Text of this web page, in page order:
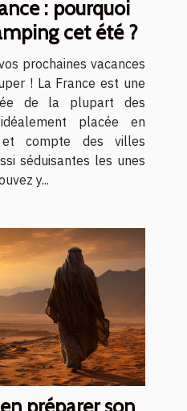
: pourquoi
cet été ?
prochaines vacances
! La France est une
de la plupart des
placée en
et compte des villes
séduisantes les unes
y...
préparer son